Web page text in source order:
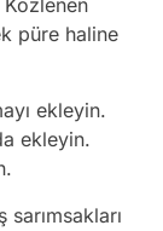
püre haline
ekleyin.
ekleyin.